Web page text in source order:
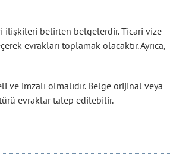
ilişkileri belirten belgelerdir. Ticari vize
evrakları toplamak olacaktır. Ayrıca,
ve imzalı olmalıdır. Belge orijinal veya
evraklar talep edilebilir.